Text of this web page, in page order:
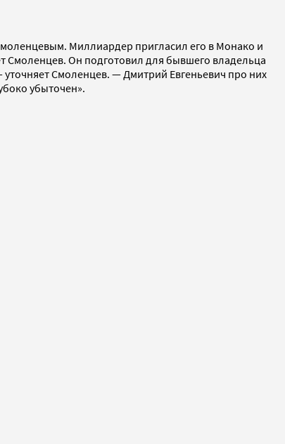
Миллиардер пригласил его в Монако и
Смоленцев. Он подготовил для бывшего владельца
Смоленцев. — Дмитрий Евгеньевич про них
убыточен».